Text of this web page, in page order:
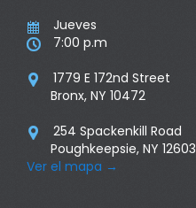
 Jueves
 7:00 p.m

1779 E 172nd Street
Bronx, NY 10472

254 Spackenkill Road
Poughkeepsie, NY 12603
Ver el mapa →